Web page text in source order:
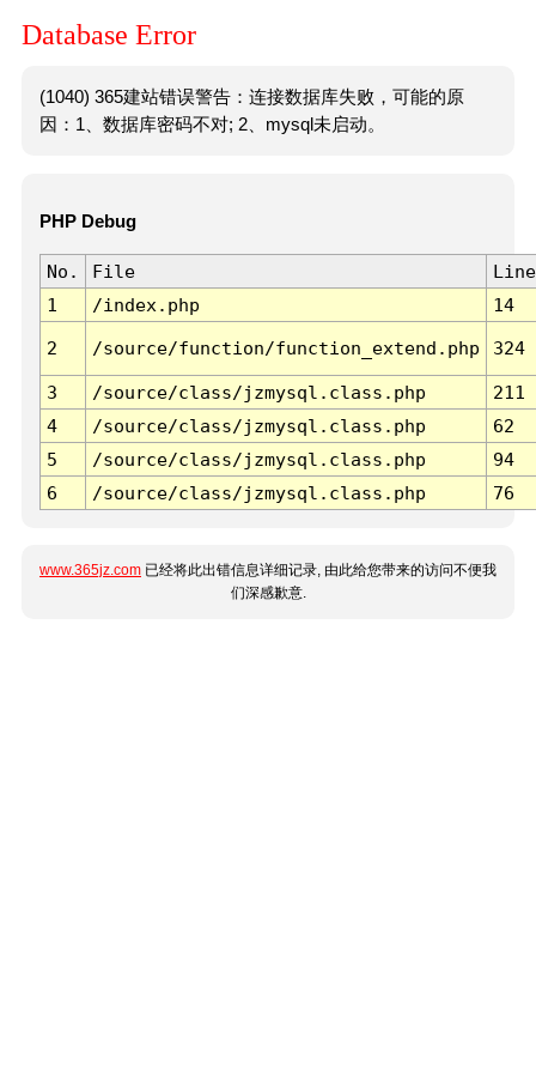
Database Error
(1040) 365建站错误警告：连接数据库失败，可能的原
因：1、数据库密码不对; 2、mysql未启动。
PHP Debug
No. File
Line
1
/index.php 14
2 /source/function/function_extend.php 324
3 /source/class/jzmysql.class.php
211
4
/source/class/jzmysql.class.php
62
5
/source/class/jzmysql.class.php
94
6
/source/class/jzmysql.class.php 76
www.365jz.com 已经将此出错信息详细记录, 由此给您带来的访问不便我
们深感歉意.